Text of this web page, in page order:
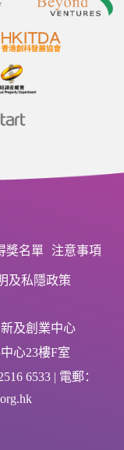
獎名單 注意事項
及私隱政策
及創業中心
心23樓F室
6533 | 電郵：